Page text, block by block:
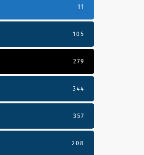
11
105
279
344
357
208